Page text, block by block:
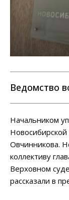
Ведомство
Начальником
Новосибирской
Овчинникова.
коллективу
Верховном
рассказали в